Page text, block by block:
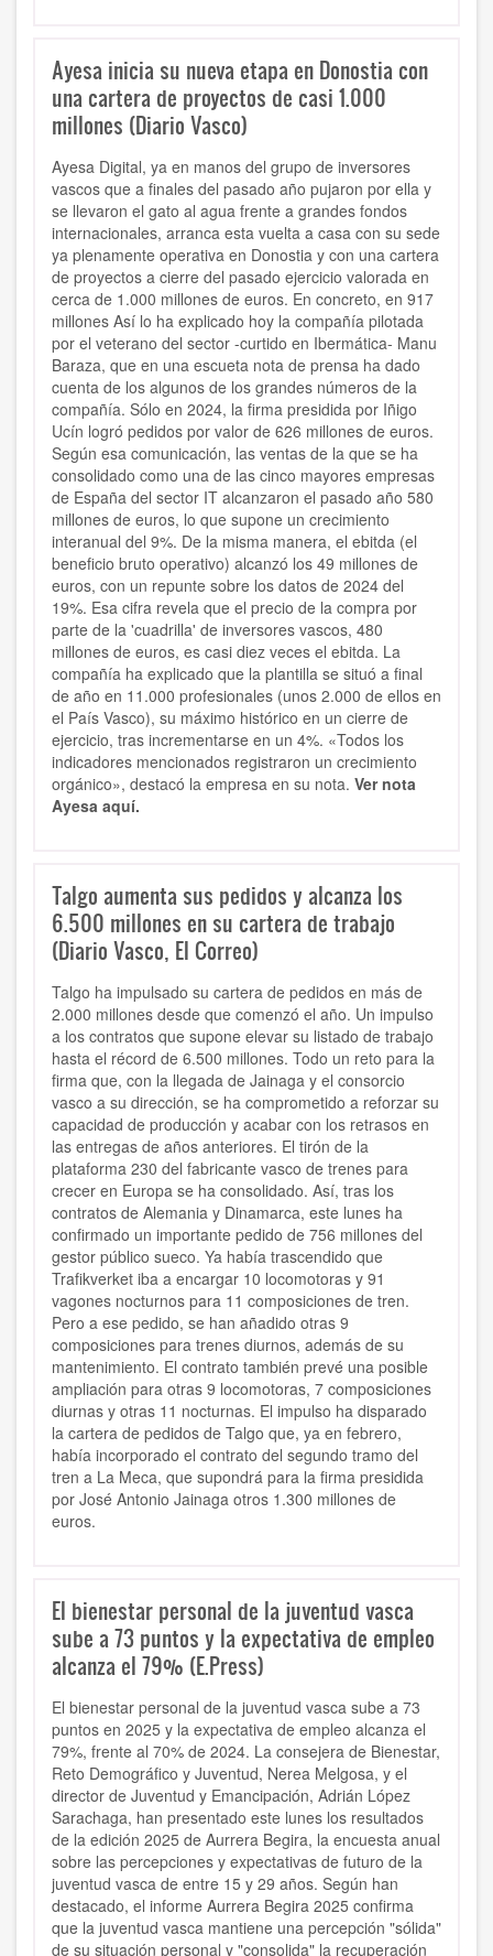
Ayesa inicia su nueva etapa en Donostia con
una cartera de proyectos de casi 1.000
millones (Diario Vasco)
Ayesa Digital, ya en manos del grupo de inversores
vascos que a finales del pasado año pujaron por ella y
se llevaron el gato al agua frente a grandes fondos
internacionales, arranca esta vuelta a casa con su sede
ya plenamente operativa en Donostia y con una cartera
de proyectos a cierre del pasado ejercicio valorada en
cerca de 1.000 millones de euros. En concreto, en 917
millones Así lo ha explicado hoy la compañía pilotada
por el veterano del sector -curtido en Ibermática- Manu
Baraza, que en una escueta nota de prensa ha dado
cuenta de los algunos de los grandes números de la
compañía. Sólo en 2024, la firma presidida por Iñigo
Ucín logró pedidos por valor de 626 millones de euros.
Según esa comunicación, las ventas de la que se ha
consolidado como una de las cinco mayores empresas
de España del sector IT alcanzaron el pasado año 580
millones de euros, lo que supone un crecimiento
interanual del 9%. De la misma manera, el ebitda (el
beneficio bruto operativo) alcanzó los 49 millones de
euros, con un repunte sobre los datos de 2024 del
19%. Esa cifra revela que el precio de la compra por
parte de la 'cuadrilla' de inversores vascos, 480
millones de euros, es casi diez veces el ebitda. La
compañía ha explicado que la plantilla se situó a final
de año en 11.000 profesionales (unos 2.000 de ellos en
el País Vasco), su máximo histórico en un cierre de
ejercicio, tras incrementarse en un 4%. «Todos los
indicadores mencionados registraron un crecimiento
orgánico», destacó la empresa en su nota. Ver nota
Ayesa aquí.
Talgo aumenta sus pedidos y alcanza los
6.500 millones en su cartera de trabajo
(Diario Vasco, El Correo)
Talgo ha impulsado su cartera de pedidos en más de
2.000 millones desde que comenzó el año. Un impulso
a los contratos que supone elevar su listado de trabajo
hasta el récord de 6.500 millones. Todo un reto para la
firma que, con la llegada de Jainaga y el consorcio
vasco a su dirección, se ha comprometido a reforzar su
capacidad de producción y acabar con los retrasos en
las entregas de años anteriores. El tirón de la
plataforma 230 del fabricante vasco de trenes para
crecer en Europa se ha consolidado. Así, tras los
contratos de Alemania y Dinamarca, este lunes ha
confirmado un importante pedido de 756 millones del
gestor público sueco. Ya había trascendido que
Trafikverket iba a encargar 10 locomotoras y 91
vagones nocturnos para 11 composiciones de tren.
Pero a ese pedido, se han añadido otras 9
composiciones para trenes diurnos, además de su
mantenimiento. El contrato también prevé una posible
ampliación para otras 9 locomotoras, 7 composiciones
diurnas y otras 11 nocturnas. El impulso ha disparado
la cartera de pedidos de Talgo que, ya en febrero,
había incorporado el contrato del segundo tramo del
tren a La Meca, que supondrá para la firma presidida
por José Antonio Jainaga otros 1.300 millones de
euros.
El bienestar personal de la juventud vasca
sube a 73 puntos y la expectativa de empleo
alcanza el 79% (E.Press)
El bienestar personal de la juventud vasca sube a 73
puntos en 2025 y la expectativa de empleo alcanza el
79%, frente al 70% de 2024. La consejera de Bienestar,
Reto Demográfico y Juventud, Nerea Melgosa, y el
director de Juventud y Emancipación, Adrián López
Sarachaga, han presentado este lunes los resultados
de la edición 2025 de Aurrera Begira, la encuesta anual
sobre las percepciones y expectativas de futuro de la
juventud vasca de entre 15 y 29 años. Según han
destacado, el informe Aurrera Begira 2025 confirma
que la juventud vasca mantiene una percepción "sólida"
de su situación personal y "consolida" la recuperación